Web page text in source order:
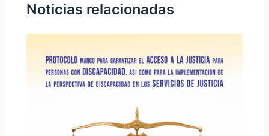
Noticias relacionadas